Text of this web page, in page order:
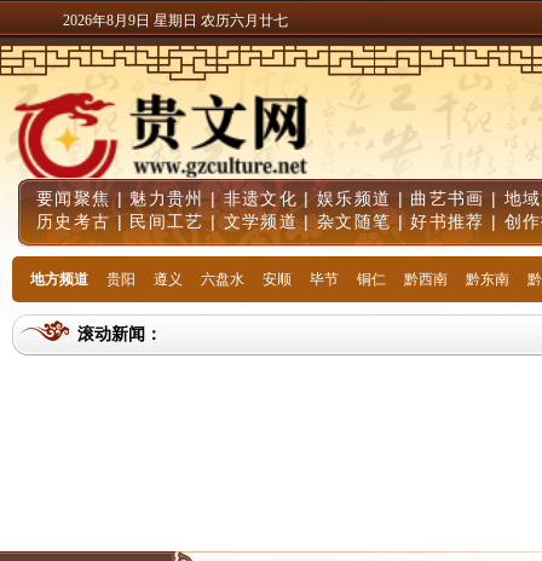
2026年8月9日 星期日 农历六月廿七
要闻聚焦| 魅力贵州|非遗文化 |娱乐频道 | 曲艺书画 | 地
历史考古 | 民间工艺 |文学频道|杂文随笔 |好书推荐 | 创
地方频道 贵阳 遵义 六盘水 安顺 毕节 铜仁 黔西南 黔东南
滚动新闻：